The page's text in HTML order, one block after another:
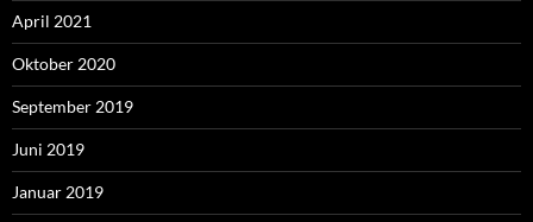
April 2021
Oktober 2020
September 2019
Juni 2019
Januar 2019